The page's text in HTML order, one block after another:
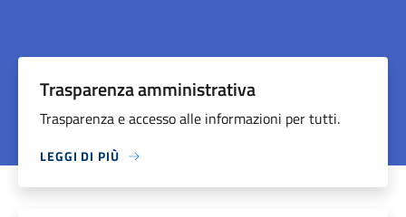
Trasparenza amministrativa
Trasparenza e accesso alle informazioni per tutti.
LEGGI DI PIÙ